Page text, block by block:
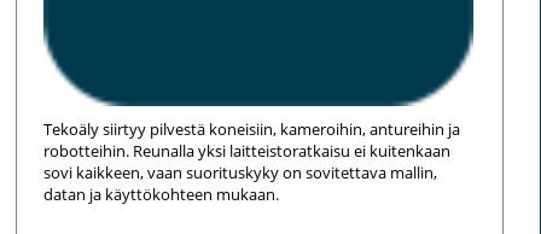
Tekoäly siirtyy pilvestä koneisiin, kameroihin, antureihin ja
robotteihin. Reunalla yksi laitteistoratkaisu ei kuitenkaan
sovi kaikkeen, vaan suorituskyky on sovitettava mallin,
datan ja käyttökohteen mukaan.